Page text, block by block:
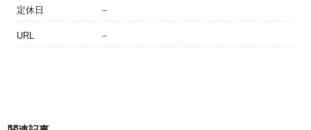
定休日 －
URL －